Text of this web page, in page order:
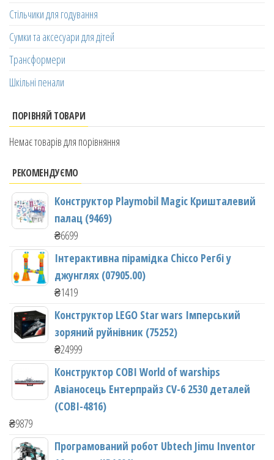
Стільчики для годування
Сумки та аксесуари для дітей
Трансформери
Шкільні пенали
ПОРІВНЯЙ ТОВАРИ
Немає товарів для порівняння
РЕКОМЕНДУЄМО
Конструктор Playmobil Magic Кришталевий
палац (9469)
₴6699
Інтерактивна пірамідка Chicco Регбі у
джунглях (07905.00)
₴1419
Конструктор LEGO Star wars Імперський
зоряний руйнівник (75252)
₴24999
Конструктор COBI World of warships
Авіаносець Ентерпрайз CV-6 2530 деталей
(COBI-4816)
₴9879
Програмований робот Ubtech Jimu Inventor